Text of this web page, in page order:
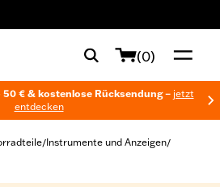
(0)
€ & kostenlose Rücksendung – jetzt
entdecken
/Instrumente und Anzeigen/